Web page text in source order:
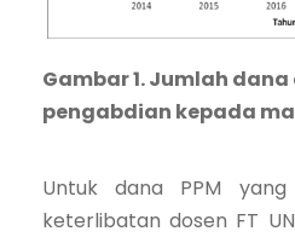
Gambar 1. Jumlah
pengabdian kepada
Untuk dana PPM
keterlibatan dosen FT